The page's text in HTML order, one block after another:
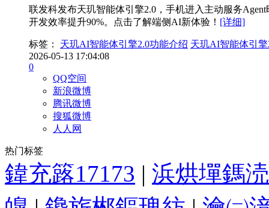
联发科发布天玑智能体引擎2.0，手机进入主动服务
开发效率提升90%。点击了解端侧AI新体验！ [详细]
标签： 天玑AI智能体引擎2.0功能介绍 天玑AI智能体引擎
2026-05-13 17:04:08
0
QQ空间
新浪微博
腾讯微博
搜狐微博
人人网
热门标签
鍏充簬17173 | 浜烘墠鎷